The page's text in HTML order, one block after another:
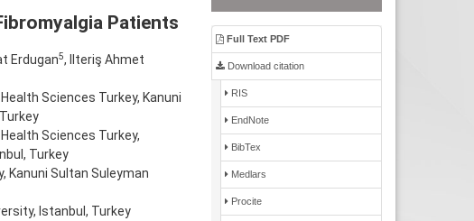
Patients
Erdugan5, Ilteriş Ahmet
Sciences Turkey, Kanuni
Sciences Turkey,
Turkey
Kanuni Sultan Suleyman
Istanbul, Turkey
Full Text PDF
Download citation
RIS
EndNote
BibTex
Medlars
Procite